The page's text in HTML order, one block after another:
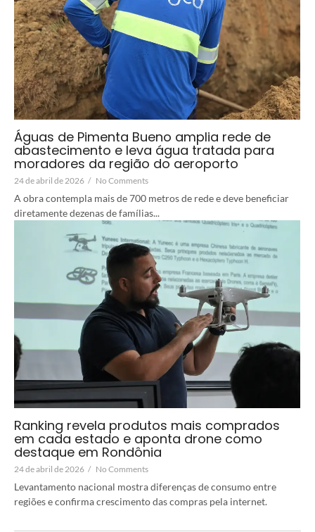
Águas de Pimenta Bueno amplia rede de
abastecimento e leva água tratada para
moradores da região do aeroporto
24 de abril de 2026 / No Comments
A obra contempla mais de 700 metros de rede e deve beneficiar
diretamente dezenas de famílias...
Ranking revela produtos mais comprados
em cada estado e aponta drone como
destaque em Rondônia
24 de abril de 2026 / No Comments
Levantamento nacional mostra diferenças de consumo entre
regiões e confirma crescimento das compras pela internet.